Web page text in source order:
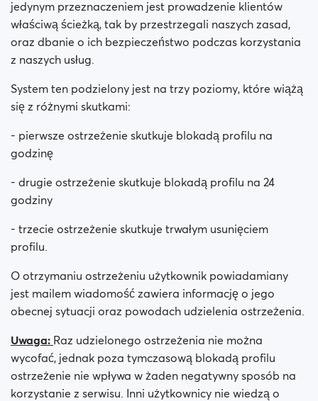
jedynym przeznaczeniem jest prowadzenie klientów
właściwą ścieżką, tak by przestrzegali naszych zasad,
oraz dbanie o ich bezpieczeństwo podczas korzystania
z naszych usług.
System ten podzielony jest na trzy poziomy, które wiążą
się z różnymi skutkami:
- pierwsze ostrzeżenie skutkuje blokadą profilu na
godzinę
- drugie ostrzeżenie skutkuje blokadą profilu na 24
godziny
- trzecie ostrzeżenie skutkuje trwałym usunięciem
profilu.
O otrzymaniu ostrzeżeniu użytkownik powiadamiany
jest mailem wiadomość zawiera informację o jego
obecnej sytuacji oraz powodach udzielenia ostrzeżenia.
Uwaga: Raz udzielonego ostrzeżenia nie można
wycofać, jednak poza tymczasową blokadą profilu
ostrzeżenie nie wpływa w żaden negatywny sposób na
korzystanie z serwisu. Inni użytkownicy nie wiedzą o